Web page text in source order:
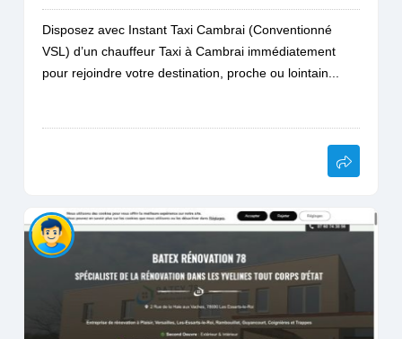
Disposez avec Instant Taxi Cambrai (Conventionné
VSL) d’un chauffeur Taxi à Cambrai immédiatement
pour rejoindre votre destination, proche ou lointain...